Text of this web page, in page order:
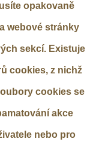
opakovaně
webové stránky
sekcí. Existuje
cookies, z nichž
cookies se
akce
nebo pro